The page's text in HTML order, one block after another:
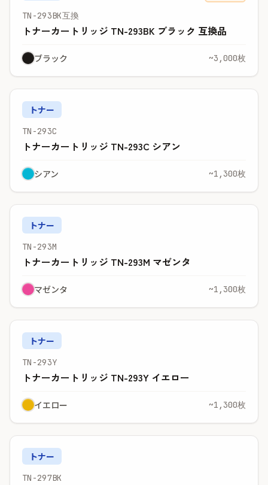
TN-293BK互換
トナーカートリッジ TN-293BK ブラック 互換品
ブラック ~3,000枚
トナー
TN-293C
トナーカートリッジ TN-293C シアン
シアン ~1,300枚
トナー
TN-293M
トナーカートリッジ TN-293M マゼンタ
マゼンタ ~1,300枚
トナー
TN-293Y
トナーカートリッジ TN-293Y イエロー
イエロー ~1,300枚
トナー
TN-297BK